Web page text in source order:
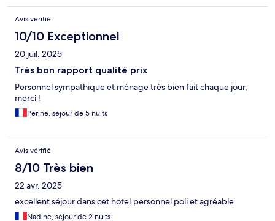
Avis vérifié
10/10 Exceptionnel
20 juil. 2025
Très bon rapport qualité prix
Personnel sympathique et ménage très bien fait chaque jour,
merci !
Perine, séjour de 5 nuits
Avis vérifié
8/10 Très bien
22 avr. 2025
excellent séjour dans cet hotel.personnel poli et agréable.
Nadine, séjour de 2 nuits